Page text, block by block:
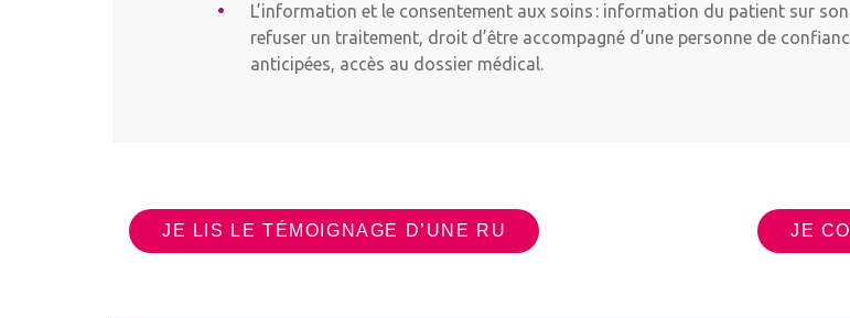
L’information et le consentement aux soins : information du patient sur
refuser un traitement, droit d’être accompagné d’une personne de
anticipées, accès au dossier médical.
JE LIS LE TÉMOIGNAGE D’UNE RU JE